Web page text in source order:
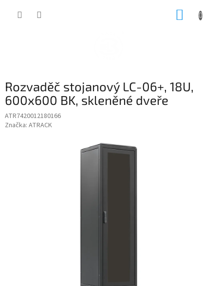
Rozvaděč stojanový LC-06+, 18U,
600x600 BK, skleněné dveře
ATR7420012180166
Značka: ATRACK